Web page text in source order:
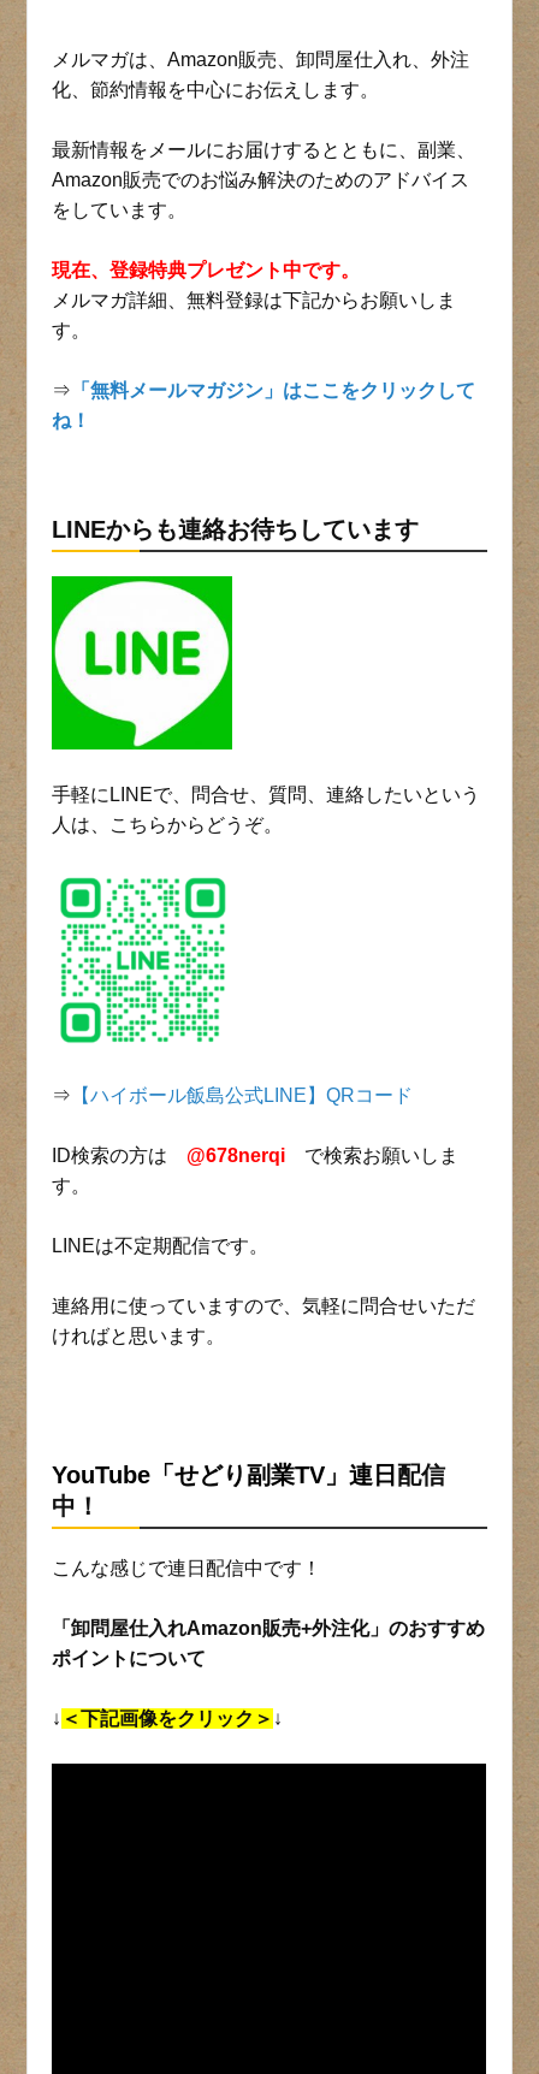
メルマガは、Amazon販売、卸問屋仕入れ、外注
化、節約情報を中心にお伝えします。
最新情報をメールにお届けするとともに、副業、
Amazon販売でのお悩み解決のためのアドバイス
をしています。
現在、登録特典プレゼント中です。
メルマガ詳細、無料登録は下記からお願いしま
す。
⇒ 「無料メールマガジン」はここをクリックして
ね！
LINEからも連絡お待ちしています
手軽にLINEで、問合せ、質問、連絡したいという
人は、こちらからどうぞ。
⇒ 【ハイボール飯島公式LINE】QRコード
ID検索の方は @678nerqi
で検索お願いしま
す。
LINEは不定期配信です。
連絡用に使っていますので、気軽に問合せいただ
ければと思います。
YouTube「せどり副業TV」連日 配信
中！
こんな感じで連日配信中です！
「卸問屋仕入れAmazon販売+外注化」のおすすめ
ポイントについて
↓ ＜下記画像をクリック＞ ↓